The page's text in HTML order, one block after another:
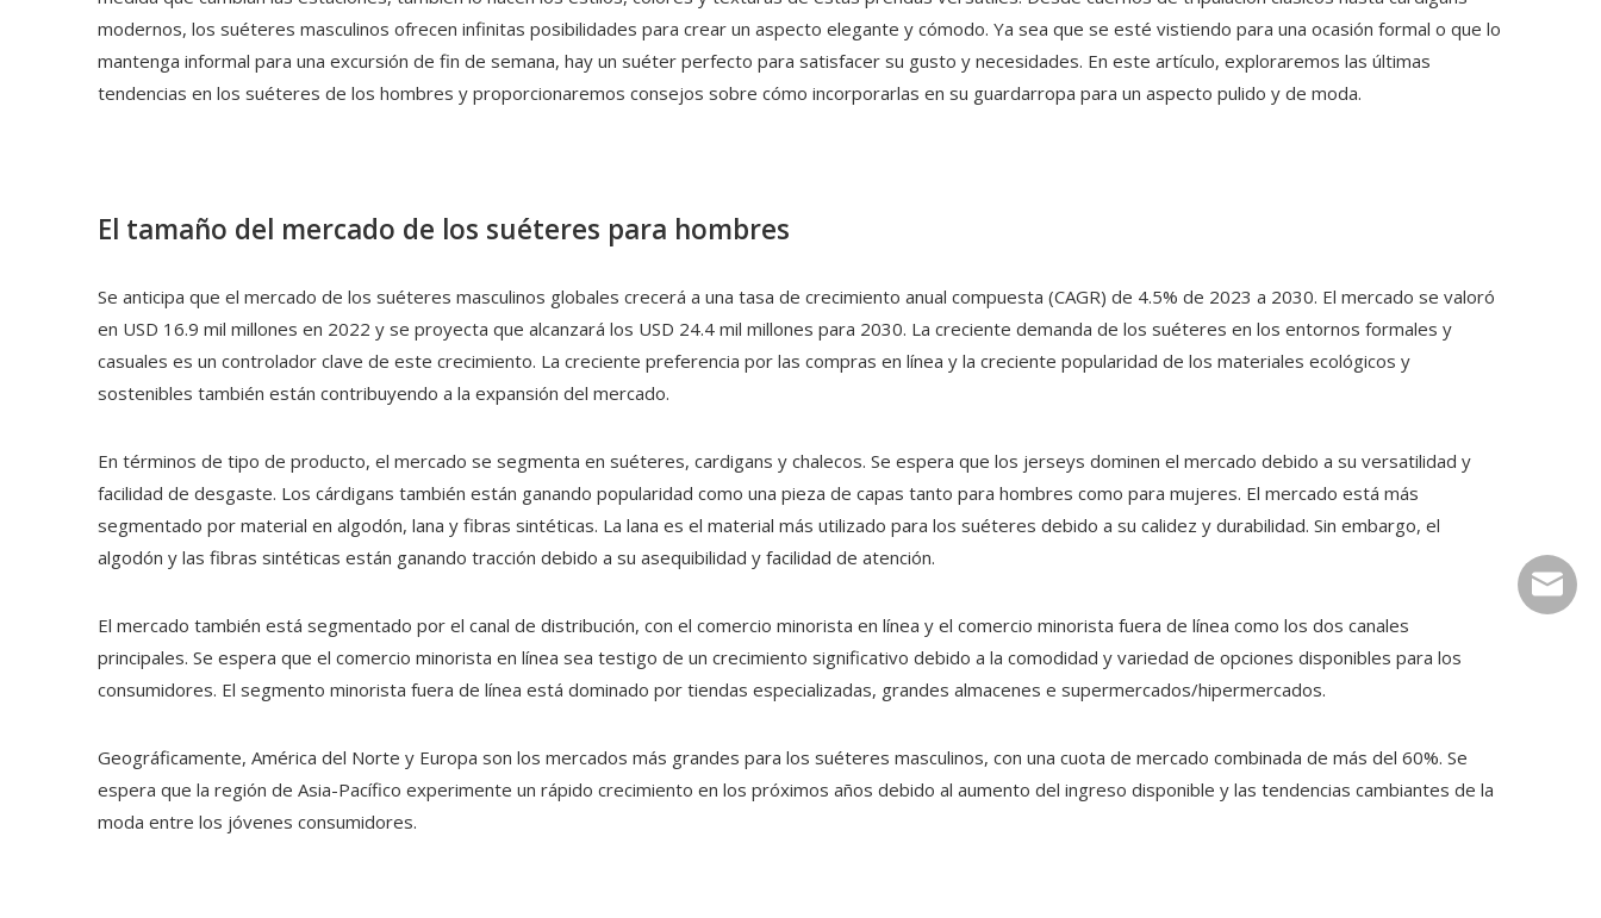
modernos, los suéteres masculinos ofrecen infinitas posibilidades para crear un aspecto elegante y cómodo. Ya sea que se esté vistiendo para una ocasión formal o que lo
mantenga informal para una excursión de fin de semana, hay un suéter perfecto para satisfacer su gusto y necesidades. En este artículo, exploraremos las últimas
tendencias en los suéteres de los hombres y proporcionaremos consejos sobre cómo incorporarlas en su guardarropa para un aspecto pulido y de moda.
El tamaño del mercado de los suéteres para hombres
Se anticipa que el mercado de los suéteres masculinos globales crecerá a una tasa de crecimiento anual compuesta (CAGR) de 4.5% de 2023 a 2030. El mercado se valoró
en USD 16.9 mil millones en 2022 y se proyecta que alcanzará los USD 24.4 mil millones para 2030. La creciente demanda de los suéteres en los entornos formales y
casuales es un controlador clave de este crecimiento. La creciente preferencia por las compras en línea y la creciente popularidad de los materiales ecológicos y
sostenibles también están contribuyendo a la expansión del mercado.
En términos de tipo de producto, el mercado se segmenta en suéteres, cardigans y chalecos. Se espera que los jerseys dominen el mercado debido a su versatilidad y
facilidad de desgaste. Los cárdigans también están ganando popularidad como una pieza de capas tanto para hombres como para mujeres. El mercado está más
segmentado por material en algodón, lana y fibras sintéticas. La lana es el material más utilizado para los suéteres debido a su calidez y durabilidad. Sin embargo, el
algodón y las fibras sintéticas están ganando tracción debido a su asequibilidad y facilidad de atención.
El mercado también está segmentado por el canal de distribución, con el comercio minorista en línea y el comercio minorista fuera de línea como los dos canales
principales. Se espera que el comercio minorista en línea sea testigo de un crecimiento significativo debido a la comodidad y variedad de opciones disponibles para los
consumidores. El segmento minorista fuera de línea está dominado por tiendas especializadas, grandes almacenes e supermercados/hipermercados.
Geográficamente, América del Norte y Europa son los mercados más grandes para los suéteres masculinos, con una cuota de mercado combinada de más del 60%. Se
espera que la región de Asia-Pacífico experimente un rápido crecimiento en los próximos años debido al aumento del ingreso disponible y las tendencias cambiantes de la
moda entre los jóvenes consumidores.